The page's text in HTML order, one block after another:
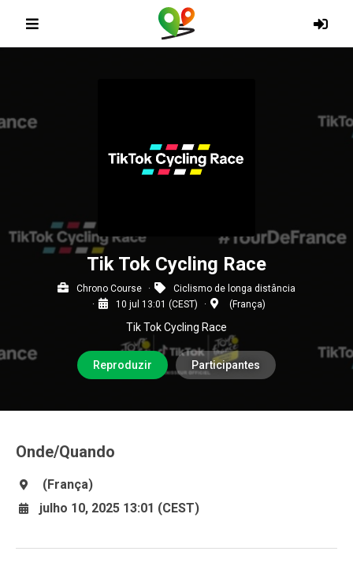
Tik Tok Cycling Race
Chrono Course
Ciclismo de longa distância
10 jul 13:01 (CEST)
(França)
Tik Tok Cycling Race
Reproduzir Participantes
Onde/Quando
(França)
julho 10, 2025 13:01 (CEST)